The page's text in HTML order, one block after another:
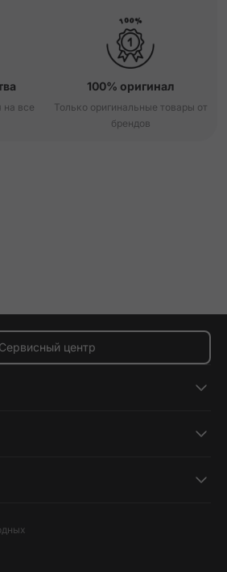
на все
100% оригинал
Только оригинальные товары от
брендов
Сервисный центр